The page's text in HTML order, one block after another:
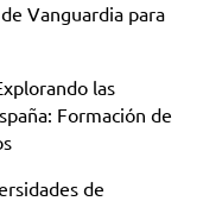
Vanguardia para
las
Formación de
de